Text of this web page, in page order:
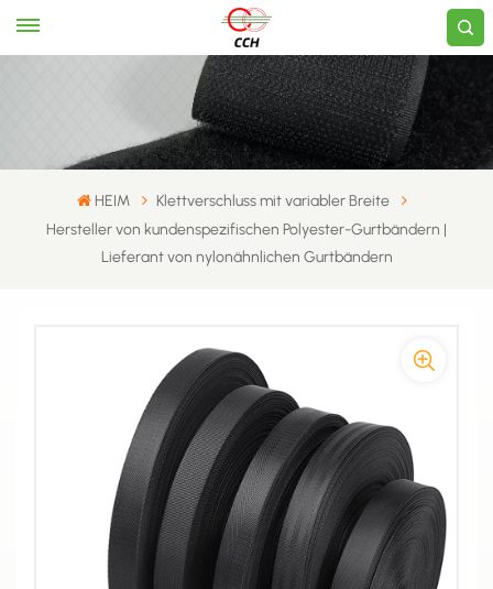
HEIM
Klettverschluss mit variabler Breite
Hersteller von kundenspezifischen Polyester-Gurtbändern |
Lieferant von nylonähnlichen Gurtbändern